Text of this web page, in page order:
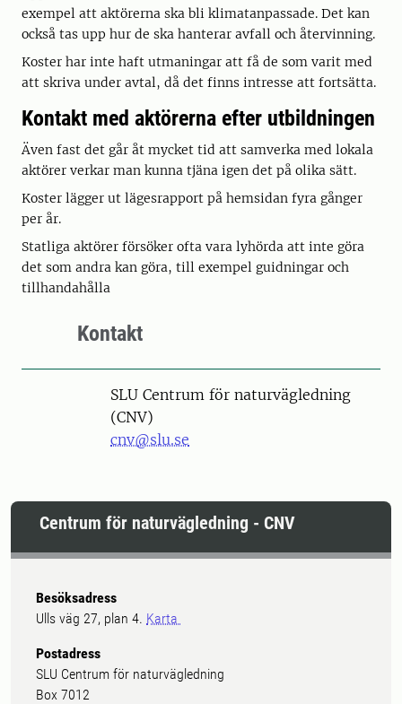
exempel att aktörerna ska bli klimatanpassade. Det kan
också tas upp hur de ska hanterar avfall och återvinning.
Koster har inte haft utmaningar att få de som varit med
att skriva under avtal, då det finns intresse att fortsätta.
Kontakt med aktörerna efter utbildningen
Även fast det går åt mycket tid att samverka med lokala
aktörer verkar man kunna tjäna igen det på olika sätt.
Koster lägger ut lägesrapport på hemsidan fyra gånger
per år.
Statliga aktörer försöker ofta vara lyhörda att inte göra
det som andra kan göra, till exempel guidningar och
tillhandahålla
Kontakt
SLU Centrum för naturvägledning
(CNV)
cnv@slu.se
Centrum för naturvägledning - CNV
Besöksadress
Ulls väg 27, plan 4. Karta
Postadress
SLU Centrum för naturvägledning
Box 7012